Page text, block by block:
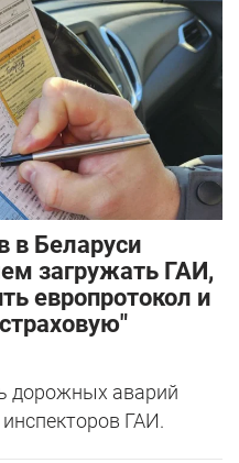
в Беларуси
загружать ГАИ,
европротокол и
дорожных аварий
ГАИ.